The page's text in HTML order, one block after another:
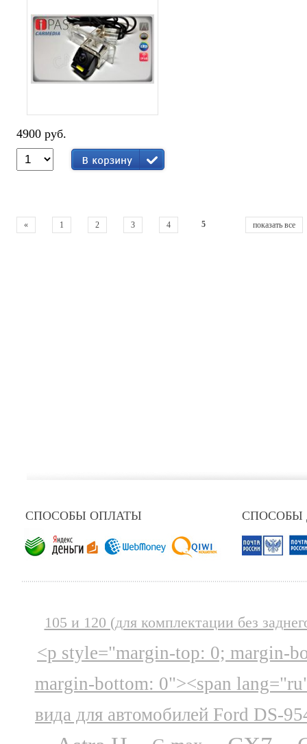
4900 руб.
« 1 2 3 4 5 показать все
СПОСОБЫ ОПЛАТЫ СПОСОБЫ
105 и 120 (для комплектации без
<p style="margin-top: 0; margin-
margin-bottom: 0"><span
вида для автомобилей Ford DS-